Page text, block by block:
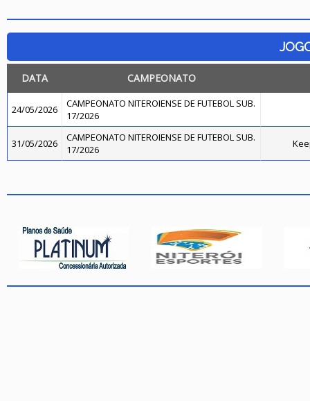
DATA CAMPEONATO
24/05/2026
CAMPEONATO NITEROIENSE DE FUTEBOL SUB.
17/2026
31/05/2026
CAMPEONATO NITEROIENSE DE FUTEBOL SUB.
17/2026